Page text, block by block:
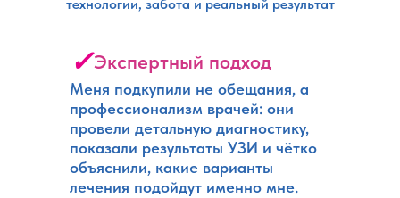
✓Экспертный подход
Меня подкупили не обещания, а
профессионализм врачей: они
провели детальную диагностику,
показали результаты УЗИ и чётко
объяснили, какие варианты
лечения подойдут именно мне.
технологии, забота и реальный результат